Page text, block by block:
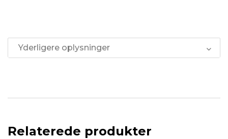
Yderligere oplysninger
Relaterede produkter